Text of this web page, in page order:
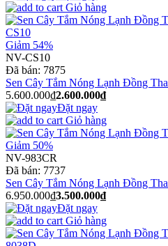
Giỏ hàng
Giảm 54%
NV-CS10
Đã bán: 7875
Sen Cây Tắm Nóng Lạnh Đồng
5.600.000₫2.600.000₫
Đặt ngay
Giỏ hàng
Giảm 50%
NV-983CR
Đã bán: 7737
Sen Cây Tắm Nóng Lạnh Đồng
6.950.000₫3.500.000₫
Đặt ngay
Giỏ hàng